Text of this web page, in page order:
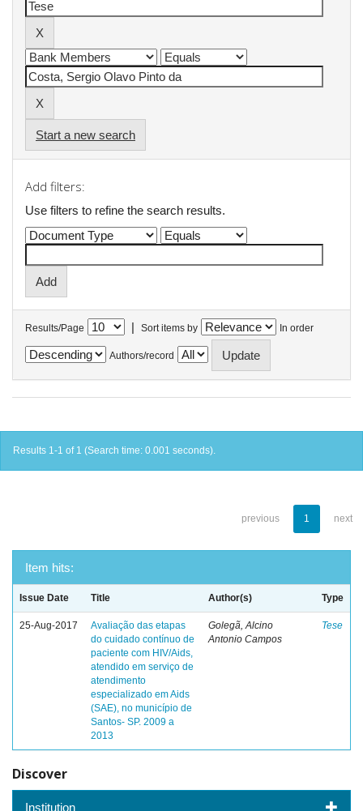
Start a new search
Add filters:
Use filters to refine the search results.
Results/Page | Sort items by In order
Authors/record
Results 1-1 of 1 (Search time: 0.001 seconds).
previous 1 next
Item hits:
Issue Date Title Author(s) Type
25-Aug-2017
Avaliação das etapas
do cuidado contínuo de
paciente com HIV/Aids,
atendido em serviço de
atendimento
especializado em Aids
(SAE), no município de
Santos- SP. 2009 a
2013
Golegã, Alcino
Antonio Campos
Tese
Discover
Institution